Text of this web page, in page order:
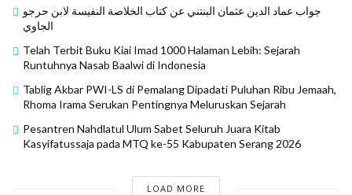
جواب عماد الدين عثمان البنتني عن كتاب الخلاصة النفيسة لابن حرجو
الجاوي
Telah Terbit Buku Kiai Imad 1000 Halaman Lebih: Sejarah
Runtuhnya Nasab Baalwi di Indonesia
Tablig Akbar PWI-LS di Pemalang Dipadati Puluhan Ribu Jemaah,
Rhoma Irama Serukan Pentingnya Meluruskan Sejarah
Pesantren Nahdlatul Ulum Sabet Seluruh Juara Kitab
Kasyifatussaja pada MTQ ke-55 Kabupaten Serang 2026
LOAD MORE